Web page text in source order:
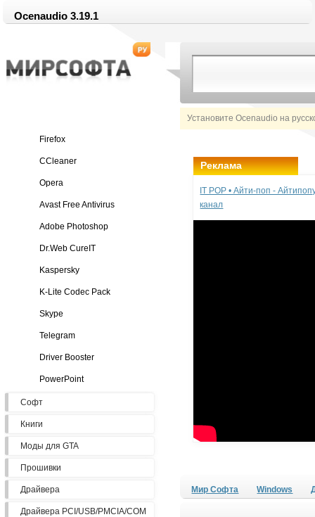
Ocenaudio 3.19.1
Установите Ocenaudio на
Firefox
CCleaner
Opera
Avast Free Antivirus
Adobe Photoshop
Dr.Web CureIT
Kaspersky
K-Lite Codec Pack
Skype
Telegram
Driver Booster
PowerPoint
Софт
Книги
Моды для GTA
Прошивки
Драйвера
Драйвера PCI/USB/PMCIA/COM
Реклама
IT POP • Айти-поп -
канал
Мир Софта Windows